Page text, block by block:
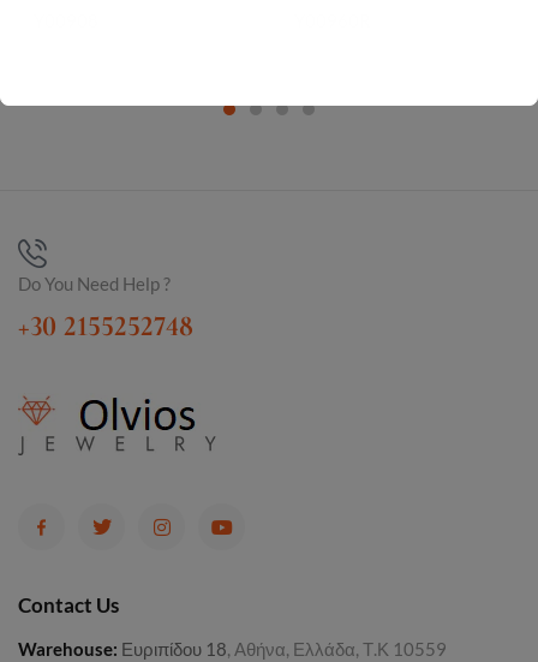
Do You Need Help ?
+30 2155252748
Contact Us
Warehouse: Ευριπίδου 18, Αθήνα, Ελλάδα, Τ.Κ 10559